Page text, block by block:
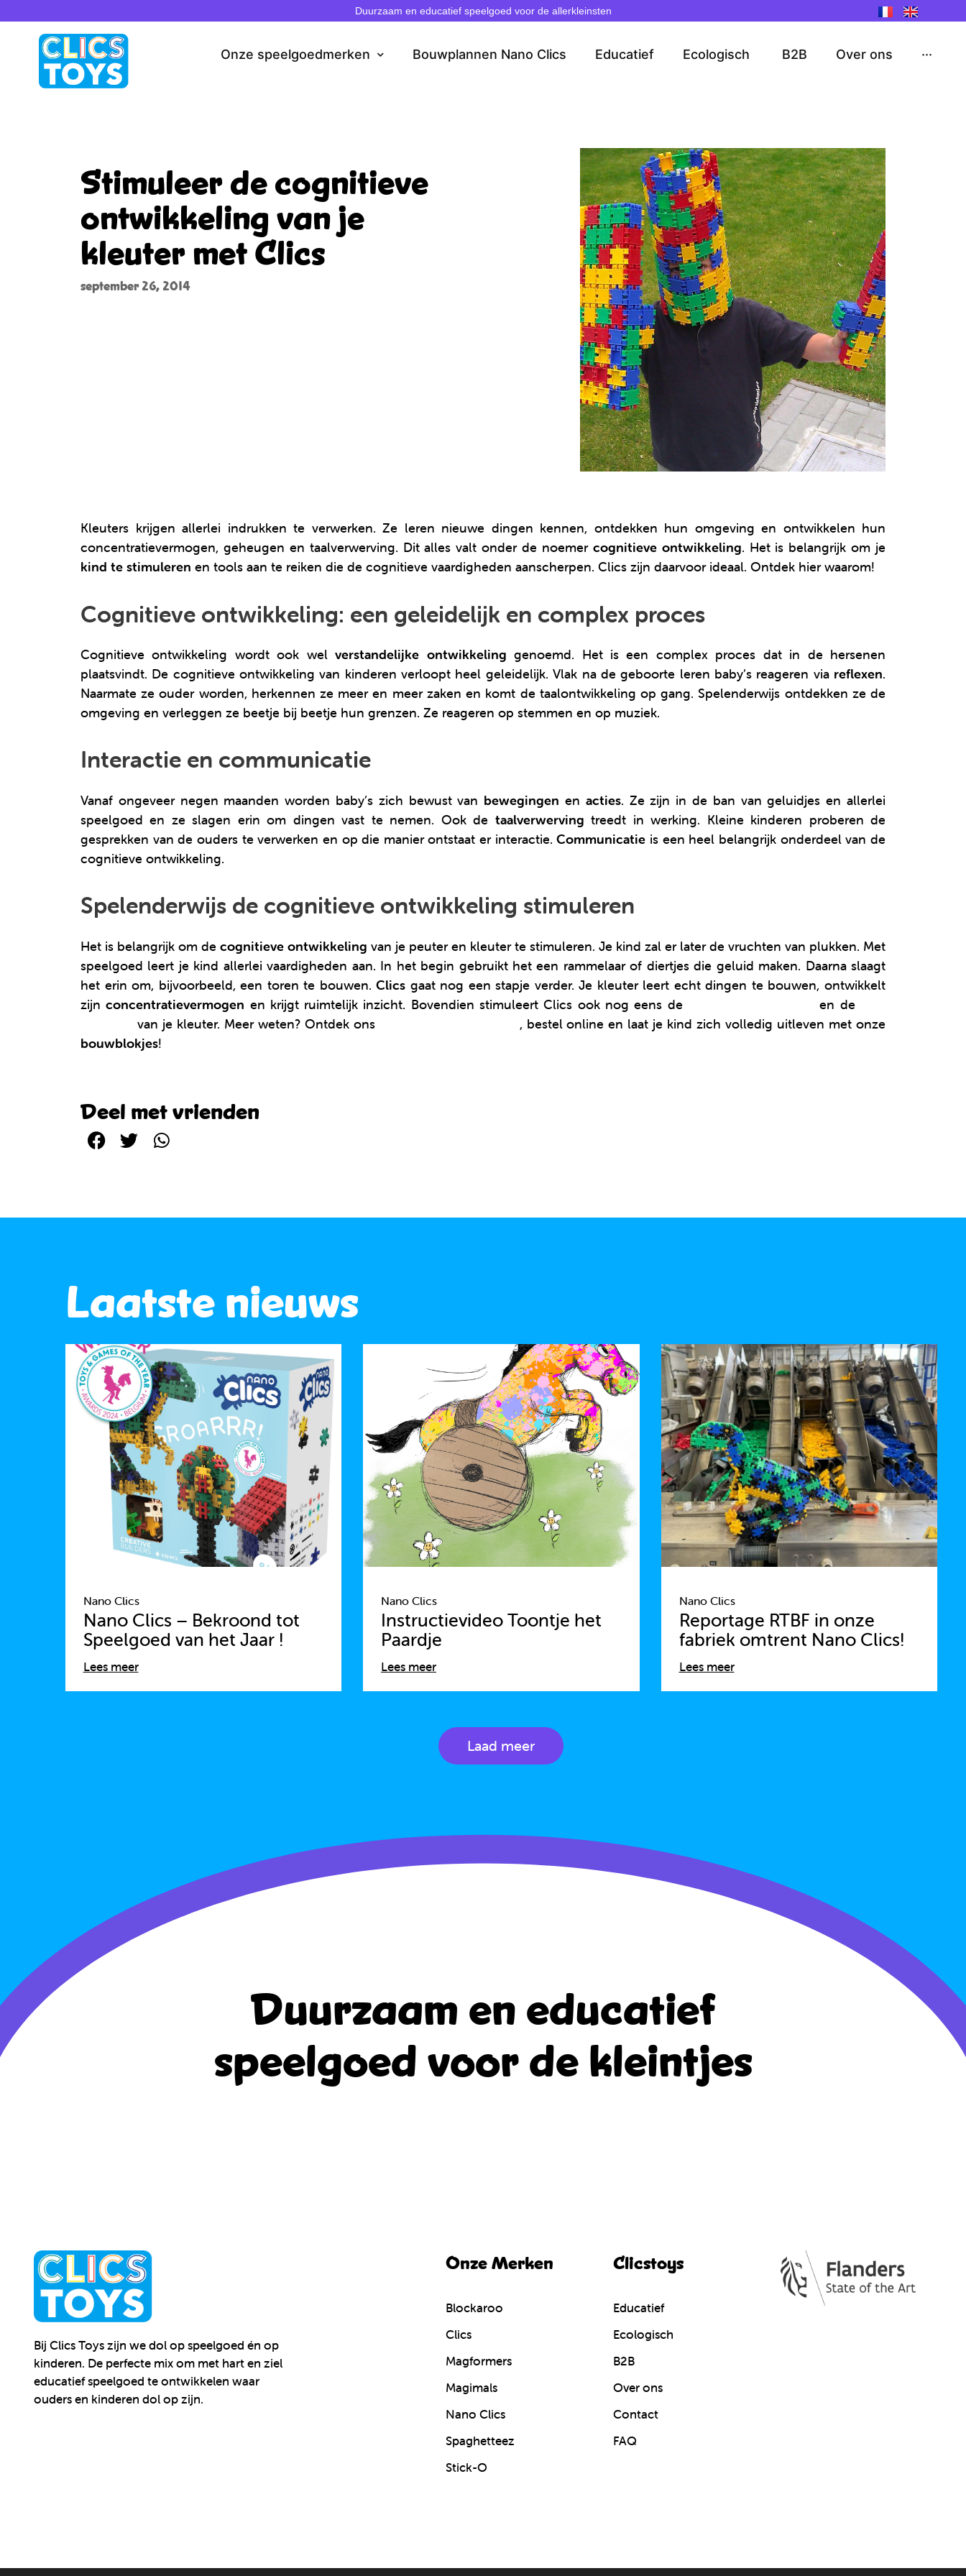
naar
Duurzaam en educatief speelgoed voor de allerkleinsten
Onze speelgoedmerken Bouwplannen Nano Clics Educatief Ecologisch B2B Over ons ···
Stimuleer de cognitieve
ontwikkeling van je
kleuter met Clics
september 26, 2014
Kleuters krijgen allerlei indrukken te verwerken. Ze leren nieuwe dingen kennen, ontdekken hun omgeving en ontwikkelen hun
concentratievermogen, geheugen en taalverwerving. Dit alles valt onder de noemer cognitieve ontwikkeling. Het is belangrijk om je
kind te stimuleren en tools aan te reiken die de cognitieve vaardigheden aanscherpen. Clics zijn daarvoor ideaal. Ontdek hier waarom!
Cognitieve ontwikkeling: een geleidelijk en complex proces
Cognitieve ontwikkeling wordt ook welverstandelijke ontwikkeling genoemd. Het is een complex proces dat in de hersenen
plaatsvindt. De cognitieve ontwikkeling van kinderen verloopt heel geleidelijk. Vlak na de geboorte leren baby’s reageren via reflexen.
Naarmate ze ouder worden, herkennen ze meer en meer zaken en komt de taalontwikkeling op gang. Spelenderwijs ontdekken ze de
omgeving en verleggen ze beetje bij beetje hun grenzen. Ze reageren op stemmen en op muziek.
Interactie en communicatie
Vanaf ongeveer negen maanden worden baby’s zich bewust van bewegingen en acties. Ze zijn in de ban van geluidjes en allerlei
speelgoed en ze slagen erin om dingen vast te nemen. Ook de taalverwerving treedt in werking. Kleine kinderen proberen de
gesprekken van de ouders te verwerken en op die manier ontstaat er interactie.Communicatie is een heel belangrijk onderdeel van de
cognitieve ontwikkeling.
Spelenderwijs de cognitieve ontwikkeling stimuleren
Het is belangrijk om de cognitieve ontwikkeling van je peuter en kleuter te stimuleren. Je kind zal er later de vruchten van plukken. Met
speelgoed leert je kind allerlei vaardigheden aan. In het begin gebruikt het een rammelaar of diertjes die geluid maken. Daarna slaagt
het erin om, bijvoorbeeld, een toren te bouwen.Clics gaat nog een stapje verder. Je kleuter leert echt dingen te bouwen, ontwikkelt
zijnconcentratievermogen en krijgt ruimtelijk inzicht. Bovendien stimuleert Clics ook nog eens de en de
van je kleuter. Meer weten? Ontdek ons
, bestel online en laat je kind zich volledig uitleven met onze
bouwblokjes!
Deel met vrienden
Laatste nieuws
Nano Clics
Nano Clics – Bekroond tot
Speelgoed van het Jaar !
Lees meer
Nano Clics
Instructievideo Toontje het
Paardje
Lees meer
Nano Clics
Reportage RTBF in onze
fabriek omtrent Nano Clics!
Lees meer
Laad meer
Duurzaam en educatief
speelgoed voor de kleintjes
Bij Clics Toys zijn we dol op speelgoed én op
kinderen. De perfecte mix om met hart en ziel
educatief speelgoed te ontwikkelen waar
ouders en kinderen dol op zijn.
Onze Merken
Blockaroo
Clics
Magformers
Magimals
Nano Clics
Spaghetteez
Stick-O
Clicstoys
Educatief
Ecologisch
B2B
Over ons
Contact
FAQ